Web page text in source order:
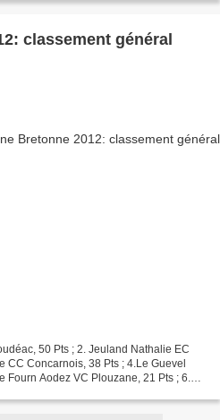
classement général
50 Pts ; 2. Jeuland Nathalie EC
CC Concarnois, 38 Pts ; 4.Le Guevel
Fourn Aodez VC Plouzane, 21 Pts ; 6.